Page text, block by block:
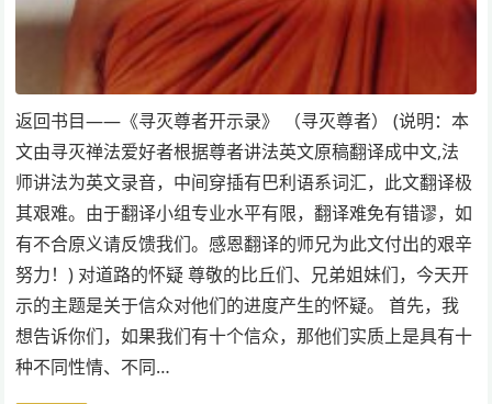
返回书目——《寻灭尊者开示录》 （寻灭尊者） (说明：本
文由寻灭禅法爱好者根据尊者讲法英文原稿翻译成中文,法
师讲法为英文录音，中间穿插有巴利语系词汇，此文翻译极
其艰难。由于翻译小组专业水平有限，翻译难免有错谬，如
有不合原义请反馈我们。感恩翻译的师兄为此文付出的艰辛
努力！) 对道路的怀疑 尊敬的比丘们、兄弟姐妹们，今天开
示的主题是关于信众对他们的进度产生的怀疑。 首先，我
想告诉你们，如果我们有十个信众，那他们实质上是具有十
种不同性情、不同…